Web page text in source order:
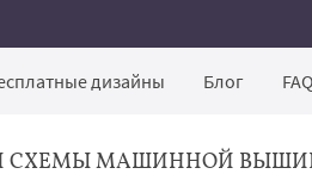
дизайны Блог FAQ
СХЕМЫ МАШИННОЙ